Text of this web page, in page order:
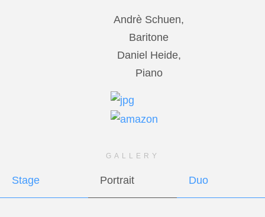
Andrè Schuen,
Baritone
Daniel Heide,
Piano
GALLERY
Stage Portrait Duo